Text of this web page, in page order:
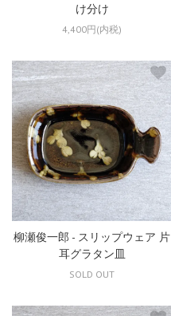
け分け
4,400円(内税)
柳瀬俊一郎 - スリップウェア 片
耳グラタン皿
SOLD OUT